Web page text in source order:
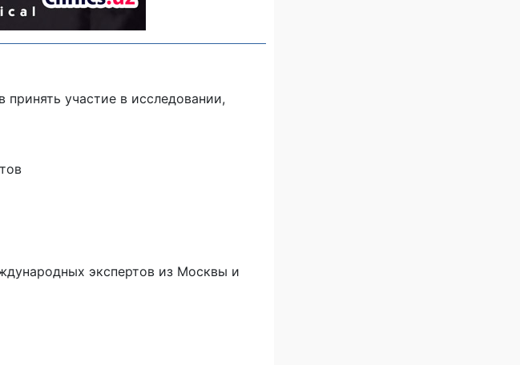
участие в исследовании,
экспертов из Москвы и